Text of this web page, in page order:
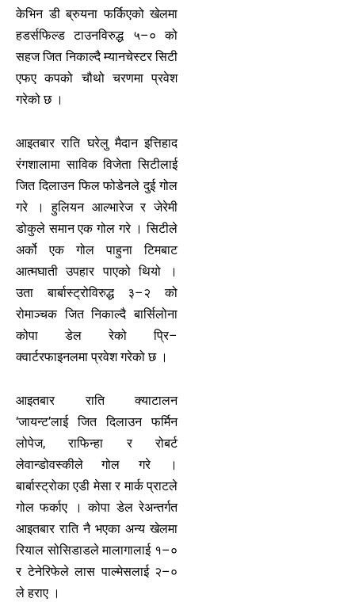
केभिन डी ब्रुयना फर्किएको खेलमा
हडर्सफिल्ड टाउनविरुद्ध ५–० को
सहज जित निकाल्दै म्यानचेस्टर सिटी
एफए कपको चौथो चरणमा प्रवेश
गरेको छ ।
आइतबार राति घरेलु मैदान इत्तिहाद
रंगशालामा साविक विजेता सिटीलाई
जित दिलाउन फिल फोडेनले दुई गोल
गरे । हुलियन आल्भारेज र जेरेमी
डोकुले समान एक गोल गरे । सिटीले
अर्को एक गोल पाहुना टिमबाट
आत्मघाती उपहार पाएको थियो ।
उता बार्बास्ट्रोविरुद्ध ३–२ को
रोमाञ्चक जित निकाल्दै बार्सिलोना
कोपा डेल रेको प्रि–
क्वार्टरफाइनलमा प्रवेश गरेको छ ।
आइतबार राति क्याटालन
‘जायन्ट’लाई जित दिलाउन फर्मिन
लोपेज, राफिन्हा र रोबर्ट
लेवान्डोवस्कीले गोल गरे ।
बार्बास्ट्रोका एडी मेसा र मार्क प्राटले
गोल फर्काए । कोपा डेल रेअन्तर्गत
आइतबार राति नै भएका अन्य खेलमा
रियाल सोसिडाडले मालागालाई १–०
र टेनेरिफेले लास पाल्मेसलाई २–०
ले हराए ।